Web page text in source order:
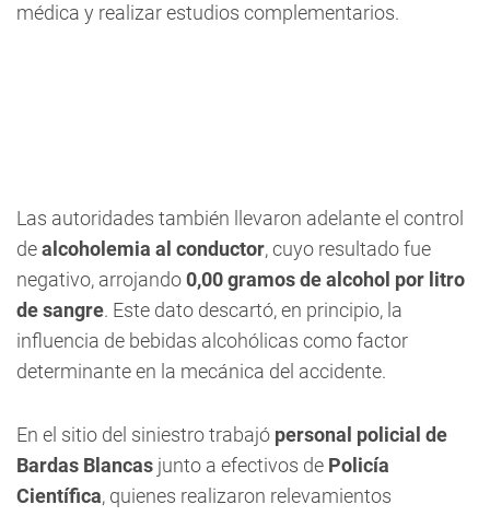
médica y realizar estudios complementarios.
Las autoridades también llevaron adelante el control
dealcoholemia al conductor, cuyo resultado fue
negativo, arrojando0,00 gramos de alcohol por litro
de sangre. Este dato descartó, en principio, la
influencia de bebidas alcohólicas como factor
determinante en la mecánica del accidente.
En el sitio del siniestro trabajó personal policial de
Bardas Blancas junto a efectivos de Policía
Científica, quienes realizaron relevamientos